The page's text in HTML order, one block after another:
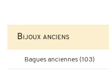
Boucles d'oreilles anciennes
Bijoux anciens
Bagues anciennes (103)